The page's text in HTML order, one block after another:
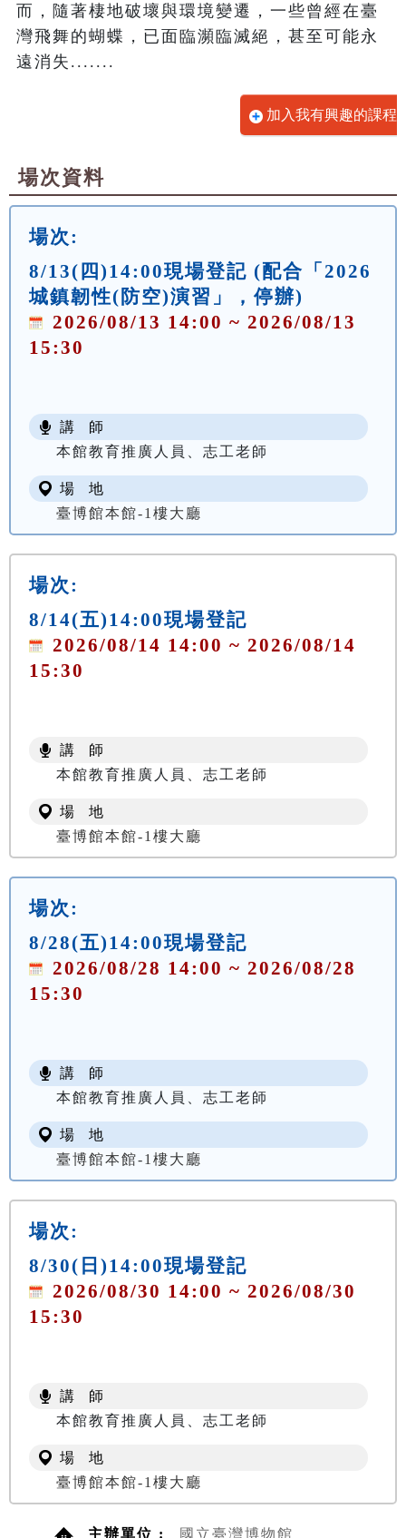
而，隨著棲地破壞與環境變遷，一些曾經在臺
灣飛舞的蝴蝶，已面臨瀕臨滅絕，甚至可能永
遠消失.......
加入我有興趣的課程
場次資料
場次:
8/13(四)14:00現場登記 (配合「2026
城鎮韌性(防空)演習」，停辦)
2026/08/13 14:00 ~ 2026/08/13
15:30
講 師
本館教育推廣人員、志工老師
場 地
臺博館本館-1樓大廳
場次:
8/14(五)14:00現場登記
2026/08/14 14:00 ~ 2026/08/14
15:30
講 師
本館教育推廣人員、志工老師
場 地
臺博館本館-1樓大廳
場次:
8/28(五)14:00現場登記
2026/08/28 14:00 ~ 2026/08/28
15:30
講 師
本館教育推廣人員、志工老師
場 地
臺博館本館-1樓大廳
場次:
8/30(日)14:00現場登記
2026/08/30 14:00 ~ 2026/08/30
15:30
講 師
本館教育推廣人員、志工老師
場 地
臺博館本館-1樓大廳
主辦單位 : 國立臺灣博物館